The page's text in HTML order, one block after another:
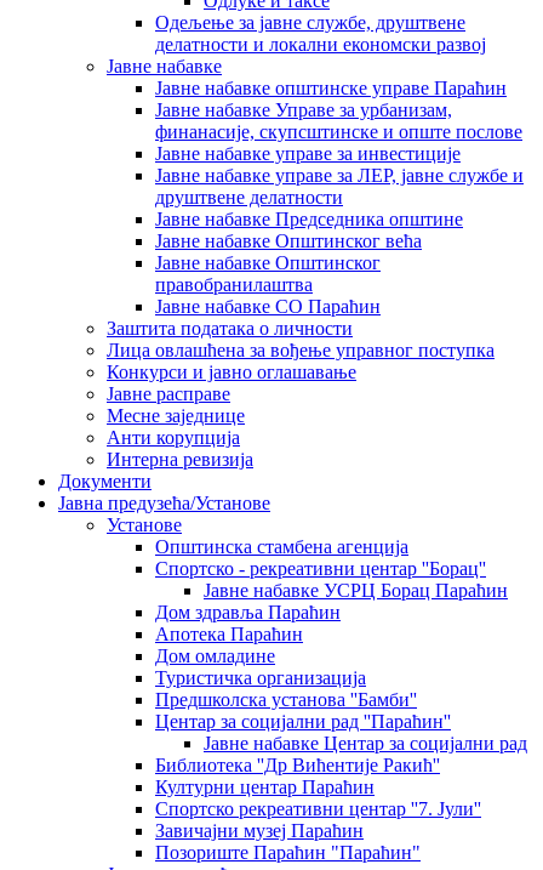
Одељење за јавне службе, друштвене
делатности и локални економски развој
Јавне набавке
Јавне набавке општинске управе Параћин
Јавне набавке Управе за урбанизам,
финанасије, скупсштинске и опште послове
Јавне набавке управе за инвестиције
Јавне набавке управе за ЛЕР, јавне службе и
друштвене делатности
Јавне набавке Председника општине
Јавне набавке Општинског већа
Јавне набавке Општинског
правобранилаштва
Јавне набавке СО Параћин
Заштита података о личности
Лица овлашћена за вођење управног поступка
Конкурси и јавно оглашавање
Јавне расправе
Месне заједнице
Анти корупција
Интерна ревизија
Документи
Јавна предузећа/Установе
Установе
Општинскa стамбенa агенцијa
Спортско - рекреативни центар ''Борац''
Јавне набавке УСРЦ Борац Параћин
Дом здравља Параћин
Апотека Параћин
Дом омладине
Туристичка организација
Предшколска установа ''Бамби''
Центар за социјални рад ''Параћин''
Јавне набавке Центар за социјални рад
Библиотека ''Др Вићентије Ракић''
Културни центар Параћин
Спортско рекреативни центар ''7. Јули''
Завичајни музеј Параћин
Позориште Параћин "Параћин"